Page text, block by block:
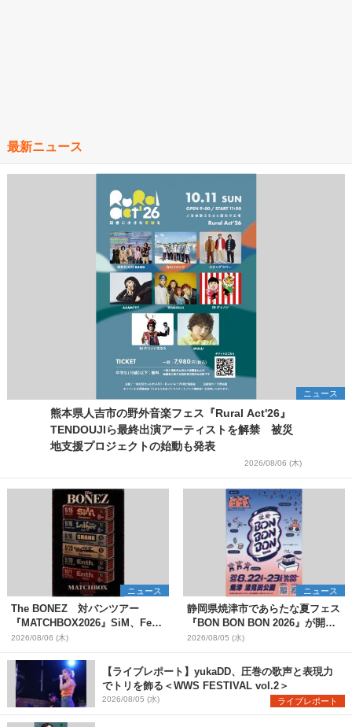
最新ニュース
ニュース
熊本県人吉市の野外音楽フェス『Rural Act'26』
TENDOUJIら最終出演アーティストを解禁 被災
地支援プロジェクトの始動も発表
2026/08/06 (木)
ニュース
The BONEZ 対バンツアー
『MATCHBOX2026』SiM、Fear,
and Loathing in Las Vegasら対
バンアーティストを一斉解禁
2026/08/06 (木)
ニュース
静岡県焼津市であらたな夏フェス
『BON BON BON 2026』が開
催 音楽ライブ×盆踊り×DJ×屋台
グルメ×ランタンナイトで彩る2日
間
2026/08/05 (水)
【ライブレポート】yukaDD、圧巻の歌声と表現力
でトリを飾る＜WWS FESTIVAL vol.2＞
2026/08/05 (水) ライブレポート